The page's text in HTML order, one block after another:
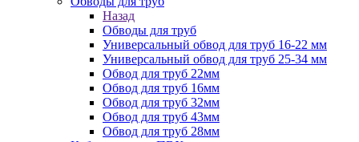
Назад
Обводы для труб
Универсальный обвод для труб 16-22 мм
Универсальный обвод для труб 25-34 мм
Обвод для труб 22мм
Обвод для труб 16мм
Обвод для труб 32мм
Обвод для труб 43мм
Обвод для труб 28мм